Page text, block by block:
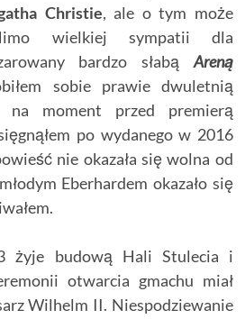
Christie, ale o tym może
wielkiej sympatii dla
bardzo słabą Areną
sobie prawie dwuletnią
moment przed premierą
po wydanego w 2016
nie okazała się wolna od
Eberhardem okazało się
żyje budową Hali Stulecia i
otwarcia gmachu miał
Wilhelm II. Niespodziewanie